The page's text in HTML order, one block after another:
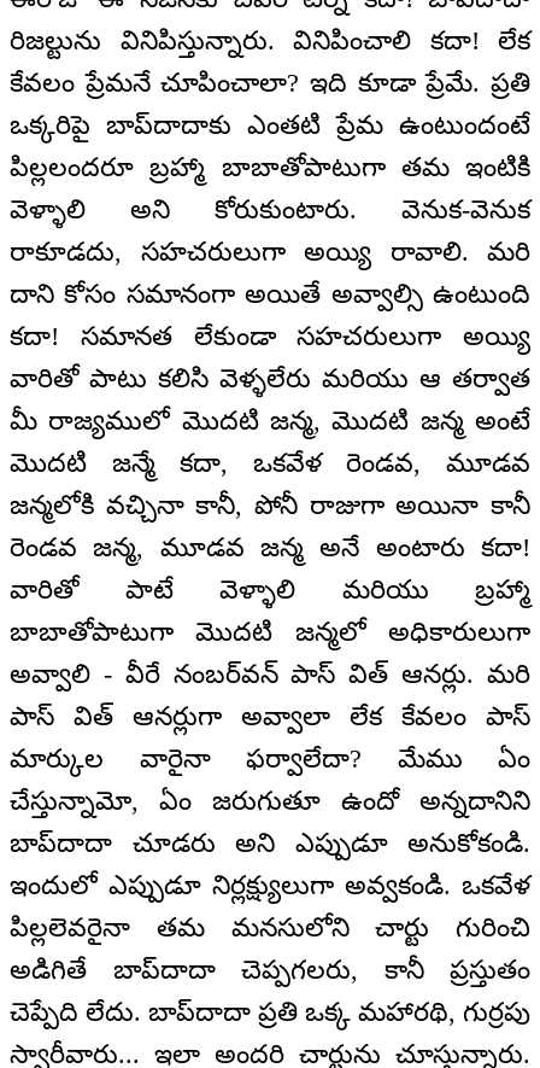
రిజల్టును వినిపిస్తున్నారు. వినిపించాలి కదా! లేక
కేవలం ప్రేమనే చూపించాలా? ఇది కూడా ప్రేమే. ప్రతి
ఒక్కరిపై బాప్‌దాదాకు ఎంతటి ప్రేమ ఉంటుందంటే
పిల్లలందరూ బ్రహ్మా బాబాతోపాటుగా తమ ఇంటికి
వెళ్ళాలి అని కోరుకుంటారు. వెనుక-వెనుక
రాకూడదు, సహచరులుగా అయ్యి రావాలి. మరి
దాని కోసం సమానంగా అయితే అవ్వాల్సి ఉంటుంది
కదా! సమానత లేకుండా సహచరులుగా అయ్యి
వారితో పాటు కలిసి వెళ్ళలేరు మరియు ఆ తర్వాత
మీ రాజ్యములో మొదటి జన్మ, మొదటి జన్మ అంటే
మొదటి జన్మే కదా, ఒకవేళ రెండవ, మూడవ
జన్మలోకి వచ్చినా కానీ, పోనీ రాజుగా అయినా కానీ
రెండవ జన్మ, మూడవ జన్మ అనే అంటారు కదా!
వారితో పాటే వెళ్ళాలి మరియు బ్రహ్మా
బాబాతోపాటుగా మొదటి జన్మలో అధికారులుగా
అవ్వాలి - వీరే నంబర్‌వన్ పాస్ విత్ ఆనర్లు. మరి
పాస్ విత్ ఆనర్లుగా అవ్వాలా లేక కేవలం పాస్
మార్కుల వారైనా ఫర్వాలేదా? మేము ఏం
చేస్తున్నామో, ఏం జరుగుతూ ఉందో అన్నదానిని
బాప్‌దాదా చూడరు అని ఎప్పుడూ అనుకోకండి.
ఇందులో ఎప్పుడూ నిర్లక్ష్యులుగా అవ్వకండి. ఒకవేళ
పిల్లలెవరైనా తమ మనసులోని చార్టు గురించి
అడిగితే బాప్‌దాదా చెప్పగలరు, కానీ ప్రస్తుతం
చెప్పేది లేదు. బాప్‌దాదా ప్రతి ఒక్క మహారథి, గుర్రపు
స్వారీవారు... ఇలా అందరి చార్టును చూస్తున్నారు.